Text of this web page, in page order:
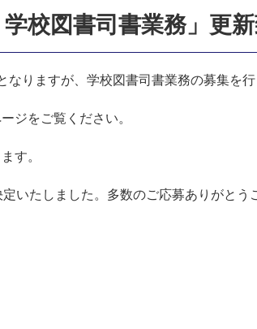
図書司書業務」更新
りますが、学校図書司書業務の募集を行
ジをご覧ください。
す。
たしました。多数のご応募ありがとう